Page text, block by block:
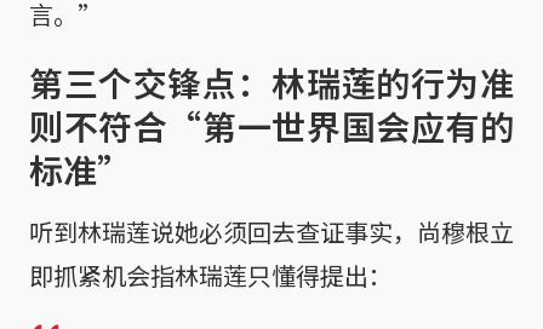
言。”
第三个交锋点：林瑞莲的行为准
则不符合“第一世界国会应有的
标准”
听到林瑞莲说她必须回去查证事实，尚穆根立
即抓紧机会指林瑞莲只懂得提出：